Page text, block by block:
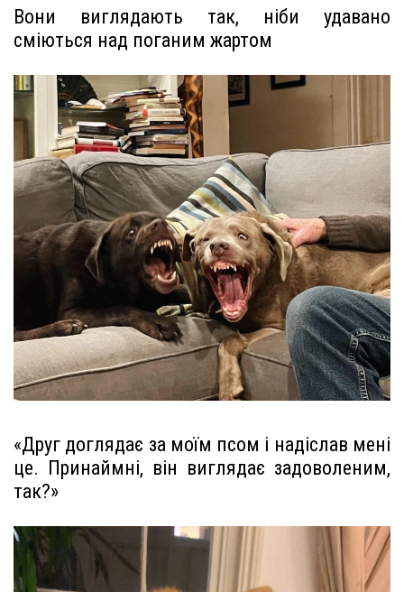
Вони виглядають так, ніби удавано
сміються над поганим жартом
«Друг доглядає за моїм псом і надіслав мені
це. Принаймні, він виглядає задоволеним,
так?»